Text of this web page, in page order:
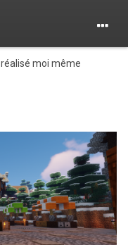
réalisé moi même